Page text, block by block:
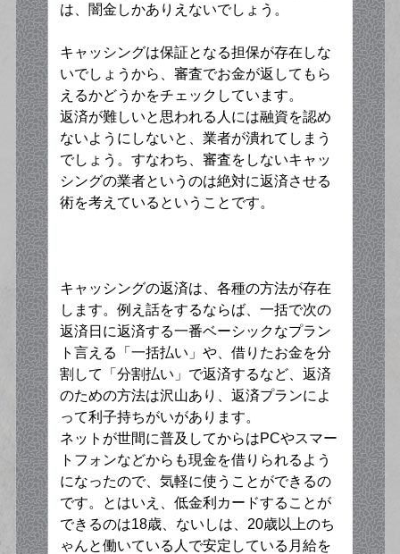
は、闇金しかありえないでしょう。
キャッシングは保証となる担保が存在しな
いでしょうから、審査でお金が返してもら
えるかどうかをチェックしています。
返済が難しいと思われる人には融資を認め
ないようにしないと、業者が潰れてしまう
でしょう。すなわち、審査をしないキャッ
シングの業者というのは絶対に返済させる
術を考えているということです。
キャッシングの返済は、各種の方法が存在
します。例え話をするならば、一括で次の
返済日に返済する一番ベーシックなプラン
ト言える「一括払い」や、借りたお金を分
割して「分割払い」で返済するなど、返済
のための方法は沢山あり、返済プランによ
って利子持ちがいがあります。
ネットが世間に普及してからはPCやスマー
トフォンなどからも現金を借りられるよう
になったので、気軽に使うことができるの
です。とはいえ、低金利カードすることが
できるのは18歳、ないしは、20歳以上のち
ゃんと働いている人で安定している月給を